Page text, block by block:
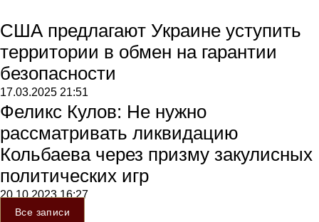
США предлагают Украине уступить
территории в обмен на гарантии
безопасности
17.03.2025 21:51
Феликс Кулов: Не нужно
рассматривать ликвидацию
Кольбаева через призму закулисных
политических игр
20.10.202316:27
Все записи